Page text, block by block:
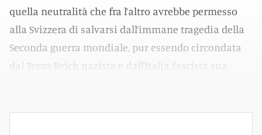
quella neutralità che fra l’altro avrebbe permesso
alla Svizzera di salvarsi dall’immane tragedia della
Seconda guerra mondiale, pur essendo circondata
dal Terzo Reich nazista e dall’Italia fascista sua